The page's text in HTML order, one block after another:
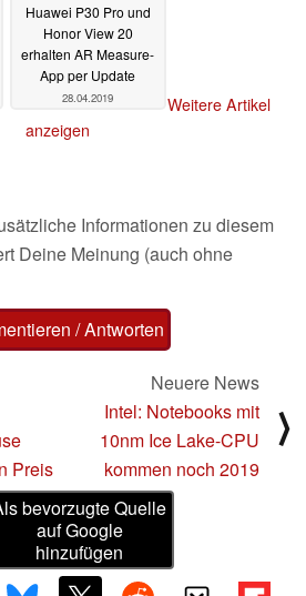
Huawei P30 Pro und
Honor View 20
erhalten AR Measure-
App per Update
28.04.2019
Weitere Artikel
anzeigen
Informationen zu diesem
Deine Meinung (auch ohne
/ Antworten
Preis
Neuere News
Intel: Notebooks mit
10nm Ice Lake-CPU
kommen noch 2019
⟩
bevorzugte Quelle
auf Google
hinzufügen